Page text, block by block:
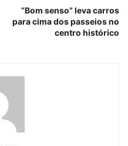
“Bom senso” leva carros
para cima dos passeios no
centro histórico